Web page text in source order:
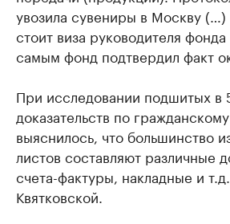
увозила сувениры в Москву (…)
стоит виза руководителя
самым фонд подтвердил факт
При исследовании подшитых в
доказательств по
выяснилось, что большинство
листов составляют различные
счета-фактуры, накладные и
Квятковской.